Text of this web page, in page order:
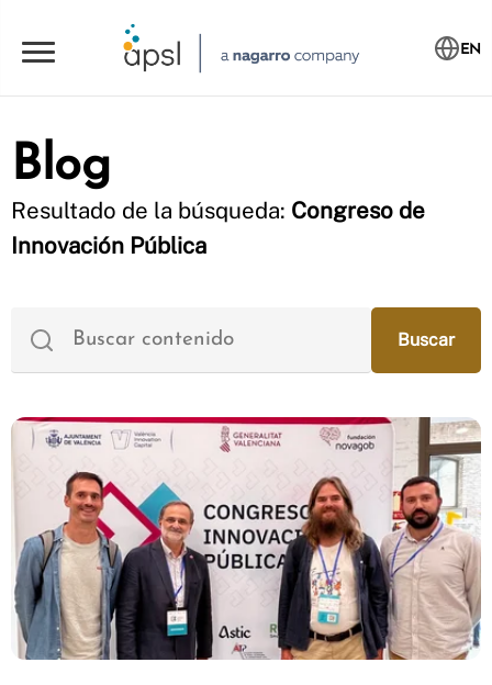
EN
Blog
Resultado de la búsqueda: Congreso de
Innovación Pública